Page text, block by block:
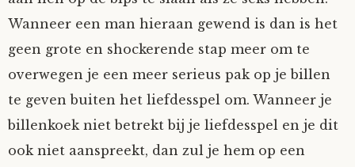
Wanneer een man hieraan gewend is dan is het
geen grote en shockerende stap meer om te
overwegen je een meer serieus pak op je billen
te geven buiten het liefdesspel om. Wanneer je
billenkoek niet betrekt bij je liefdesspel en je dit
ook niet aanspreekt, dan zul je hem op een